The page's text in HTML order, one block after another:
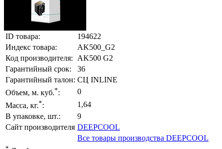
ID товара:
194622
Индекс товара:
AK500_G2
Код производителя:
AK500 G2
Гарантийный срок:
36
Гарантийный талон: СЦ INLINE
Объем, м. куб.*:
0
Масса, кг.*:
1,64
В упаковке, шт.:
9
Сайт производителя DEEPCOOL
Все товары производства DEEPCOOL